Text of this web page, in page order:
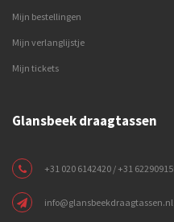
Mijn bestellingen
Mijn verlanglijstje
Mijn tickets
Glansbeek draagtassen
+31 020 6142420 / +31
info@glansbeekdraagtassen.nl